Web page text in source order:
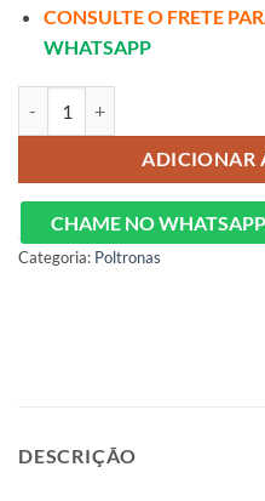
CONSULTE O FRETE
WHATSAPP
ADICIONAR
CHAME NO WHATSAPP
Categoria: Poltronas
DESCRIÇÃO